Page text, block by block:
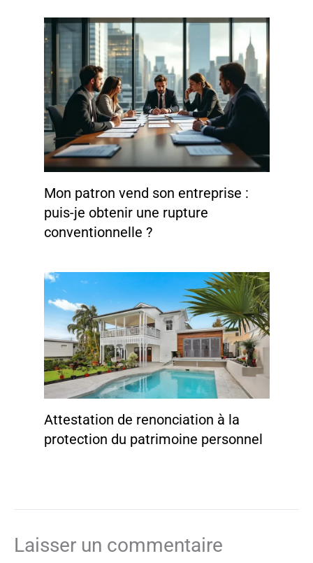
Mon patron vend son entreprise :
puis-je obtenir une rupture
conventionnelle ?
Attestation de renonciation à la
protection du patrimoine personnel
Laisser un commentaire